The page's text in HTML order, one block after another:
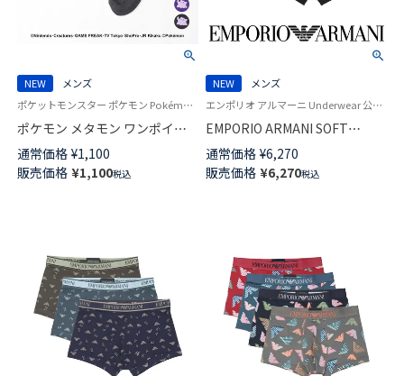
NEW
メンズ
ポケットモンスター ポケモン Pokémon 公式オンラインショップ 紳士 靴下 男性
ポケモン メタモン ワンポイン
ト リブ クルー丈 カジュアル ソ
ックス メンズ 02432107
通常価格 ¥1,100
販売価格 ¥1,100税込
NEW
メンズ
エンポリオ アルマーニ Underwear 公式オンラインショップ 紳士 下着
EMPORIO ARMANI SOFT
MODAL ソフト モダール ロゴバ
ンド ボクサーパンツ
【S/M/L/XL】 前閉じ EUサイズ メ
通常価格 ¥6,270
販売価格 ¥6,270税込